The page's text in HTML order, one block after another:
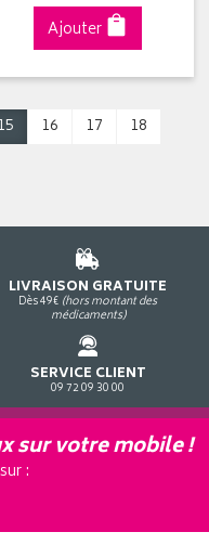
Ajouter
15 16 17
18
LIVRAISON GRATUITE
Dès 49€ (hors montant des
médicaments)
SERVICE CLIENT
09 72 09 30 00
sur votre mobile !
: